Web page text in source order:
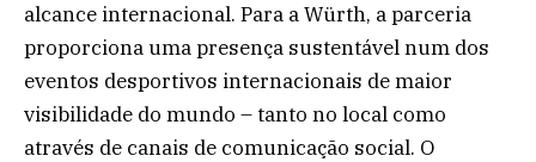
alcance internacional. Para a Würth, a parceria
proporciona uma presença sustentável num dos
eventos desportivos internacionais de maior
visibilidade do mundo – tanto no local como
através de canais de comunicação social. O